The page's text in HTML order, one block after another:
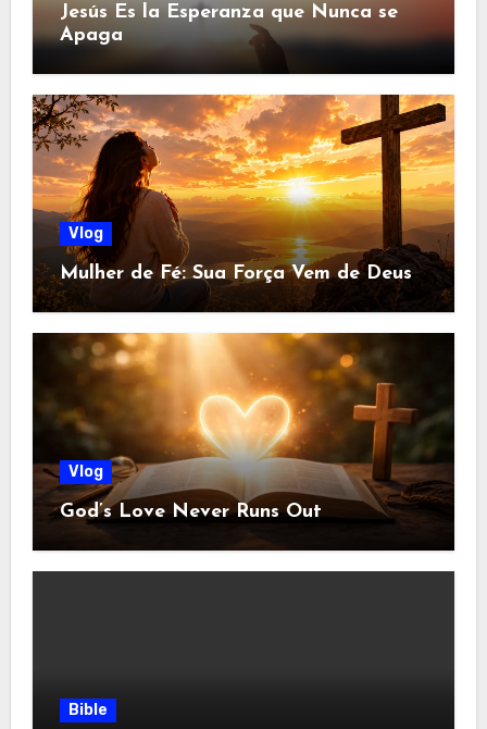
Jesús Es la Esperanza que Nunca se
Apaga
Vlog
Mulher de Fé: Sua Força Vem de Deus
Vlog
God’s Love Never Runs Out
Bible